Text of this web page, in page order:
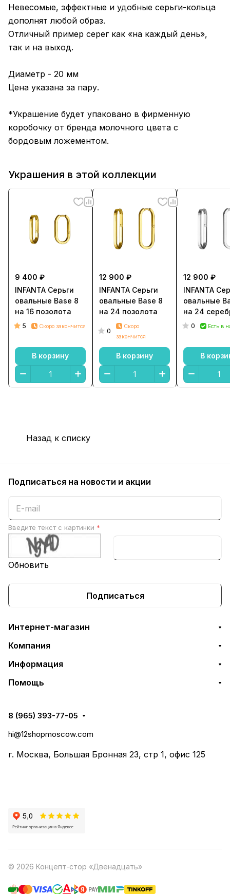
Невесомые, эффектные и удобные серьги-кольца
дополнят любой образ.
Отличный пример серег как «на каждый день»,
так и на выход.
Диаметр - 20 мм
Цена указана за пару.
*Украшение будет упаковано в фирменную
коробочку от бренда молочного цвета с
бордовым ложементом.
Украшения в этой коллекции
9 400 ₽
INFANTA Серьги
овальные Base 8
на 16 позолота
5 Скоро закончится
В корзину
12 900 ₽
INFANTA Серьги
овальные Base 8
на 24 позолота
0
Скоро
закончится
В корзину
12 900 ₽
INFANTA
овальные
на 24
0 Есть в
В
Назад к списку
Подписаться на новости и акции
Введите текст с картинки *
Обновить
Подписаться
Интернет-магазин
Компания
Информация
Помощь
8 (965) 393-77-05
hi@12shopmoscow.com
г. Москва, Большая Бронная 23, стр 1, офис 125
© 2026 Концепт-стор «Двенадцать»